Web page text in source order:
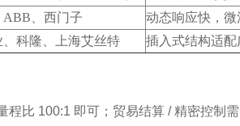
ABB、西门子
动态响应快，
、科隆、上海艾丝特 插入式结构适
程比 100:1 即可；贸易结算 / 精密控制